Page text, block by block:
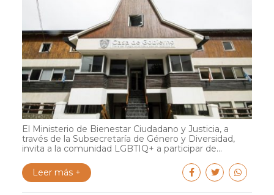
El Ministerio de Bienestar Ciudadano y Justicia, a
través de la Subsecretaría de Género y Diversidad,
invita a la comunidad LGBTIQ+ a participar de...
Leer más +